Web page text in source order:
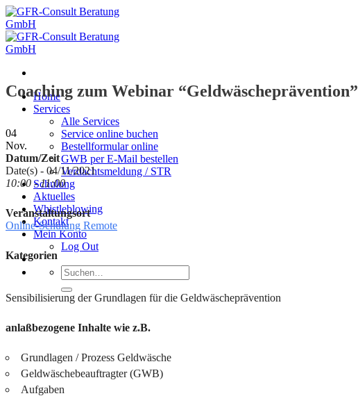
Zum
Inhalt
springen
Home
Services
Alle Services
Service online buchen
Bestellformular online
GWB per E-Mail bestellen
Verdachtsmeldung / STR
Schulung
Aktuelles
Whistleblowing
Kontakt
Mein Konto
Log Out
Suche
nach:
Coaching zum Webinar “Geldwäscheprävention”
04
Nov.
Datum/Zeit
Date(s) - 04/11/2021
10:00 - 11:00
Veranstaltungsort
Online-Schulung Remote
Kategorien
Sensibilisierung der Grundlagen für die Geldwäscheprävention
anlaßbezogene Inhalte wie z.B.
Grundlagen / Prozess Geldwäsche
Geldwäschebeauftragter (GWB)
Aufgaben